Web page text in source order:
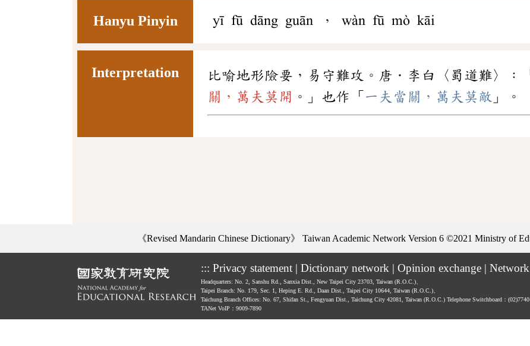
Hanyu Pinyin yī fū dāng guān ， wàn fū mò kāi
Interpretation 比喻地形險要，易守難攻。唐．李白〈蜀道難〉：
關，萬夫莫開 。」也作「 一夫當關，萬夫莫敵 」。
《Revised Mandarin Chinese Dictionary》 Taiwan Academic Network Version 6 ©2021 Ministry of
::: Privacy statement | Dictionary network | Opinion exchange |
Headquarters: No. 2, Sanshu Rd., Sanxia Dist., New Taipei City 23703, Taiwan (R.O.C.)、
Taipei Branch: No. 179, Sec. 1, Heping E. Rd., Daan Dist., Taipei City 10644, Taiwan (R.O.C.)、
Taichung Branch Offices: No. 67, Shifan St., Fengyuan Dist., Taichung City 42081, Taiwan (R.O.C.) Telephone Switchboard：
TANet VoIP：9009-7890